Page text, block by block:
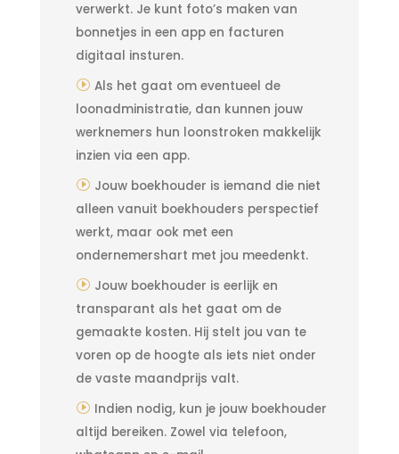
verwerkt. Je kunt foto’s maken van
bonnetjes in een app en facturen
digitaal insturen.
Als het gaat om eventueel de
loonadministratie, dan kunnen jouw
werknemers hun loonstroken makkelijk
inzien via een app.
Jouw boekhouder is iemand die niet
alleen vanuit boekhouders perspectief
werkt, maar ook met een
ondernemershart met jou meedenkt.
Jouw boekhouder is eerlijk en
transparant als het gaat om de
gemaakte kosten. Hij stelt jou van te
voren op de hoogte als iets niet onder
de vaste maandprijs valt.
Indien nodig, kun je jouw boekhouder
altijd bereiken. Zowel via telefoon,